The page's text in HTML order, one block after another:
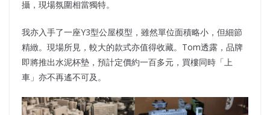
攝，現場氛圍相當獨特。
我亦入手了一座Y3型公屋模型，雖然單位面積略小，但細節
精緻。現場所見，較大的款式亦值得收藏。Tom透露，品牌
即將推出水泥杯墊，預計定價約一百多元，買樓同時「上
車」亦不再遙不可及。